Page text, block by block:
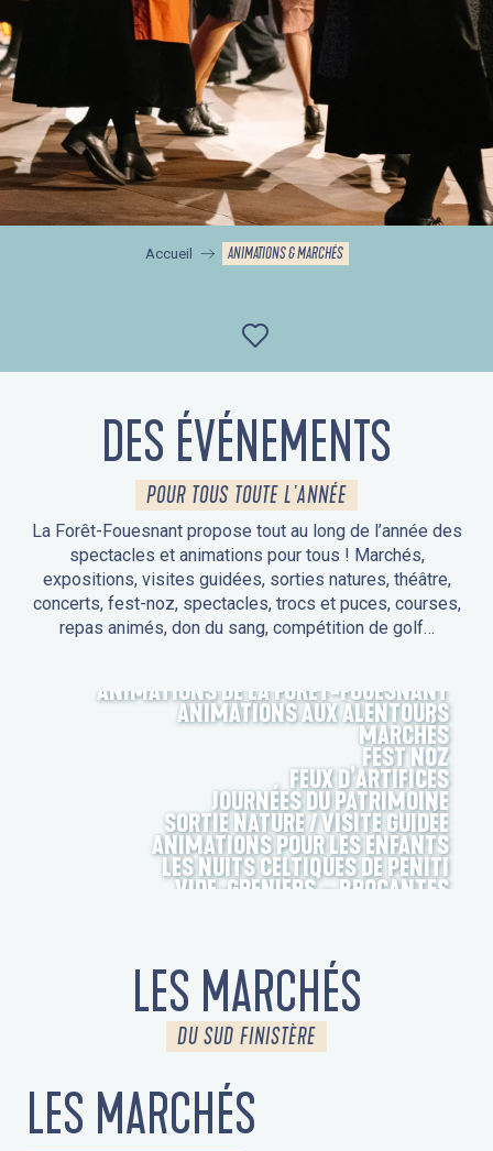
Accueil ANIMATIONS & MARCHÉS
Ajouter aux
DES ÉVÉNEMENTS
POUR TOUS TOUTE L'ANNÉE
La Forêt-Fouesnant propose tout au long de l’année des
spectacles et animations pour tous ! Marchés,
expositions, visites guidées, sorties natures, théâtre,
concerts, fest-noz, spectacles, trocs et puces, courses,
repas animés, don du sang, compétition de golf…
ANIMATIONS DE LA FORÊT-FOUESNANT
ANIMATIONS AUX ALENTOURS
MARCHÉS
FEST NOZ
FEUX D’ARTIFICES
JOURNÉES DU PATRIMOINE
SORTIE NATURE / VISITE GUIDÉE
ANIMATIONS POUR LES ENFANTS
LES NUITS CELTIQUES DE PENITI
VIDE-GRENIERS – BROCANTES
LES MARCHÉS
DU SUD FINISTÈRE
LES MARCHÉS